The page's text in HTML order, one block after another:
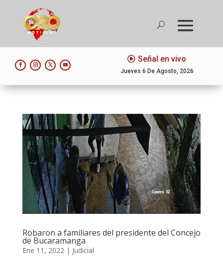
Señal en vivo
Jueves 6 De Agosto, 2026
Robaron a familiares del presidente del Concejo
de Bucaramanga
Ene 11, 2022| Judicial